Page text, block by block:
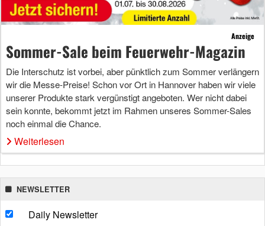
Anzeige
Sommer-Sale beim Feuerwehr-Magazin
Die Interschutz ist vorbei, aber pünktlich zum Sommer verlängern
wir die Messe-Preise! Schon vor Ort in Hannover haben wir viele
unserer Produkte stark vergünstigt angeboten. Wer nicht dabei
sein konnte, bekommt jetzt im Rahmen unseres Sommer-Sales
noch einmal die Chance.
Weiterlesen
NEWSLETTER
Daily Newsletter